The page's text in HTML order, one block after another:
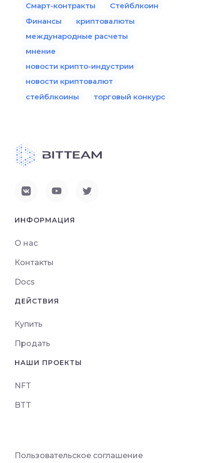
Смарт-контракты
Стейблкоин
Финансы
криптовалюты
международные расчеты
мнение
новости крипто-индустрии
новости криптовалют
стейблкоины
торговый конкурс
ИНФОРМАЦИЯ
О нас
Контакты
Docs
ДЕЙСТВИЯ
Купить
Продать
НАШИ ПРОЕКТЫ
NFT
BTT
Пользовательское соглашение